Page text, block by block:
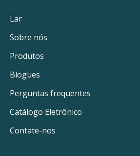
Lar
Sobre nós
Produtos
Blogues
Perguntas frequentes
Catálogo Eletrônico
Contate-nos